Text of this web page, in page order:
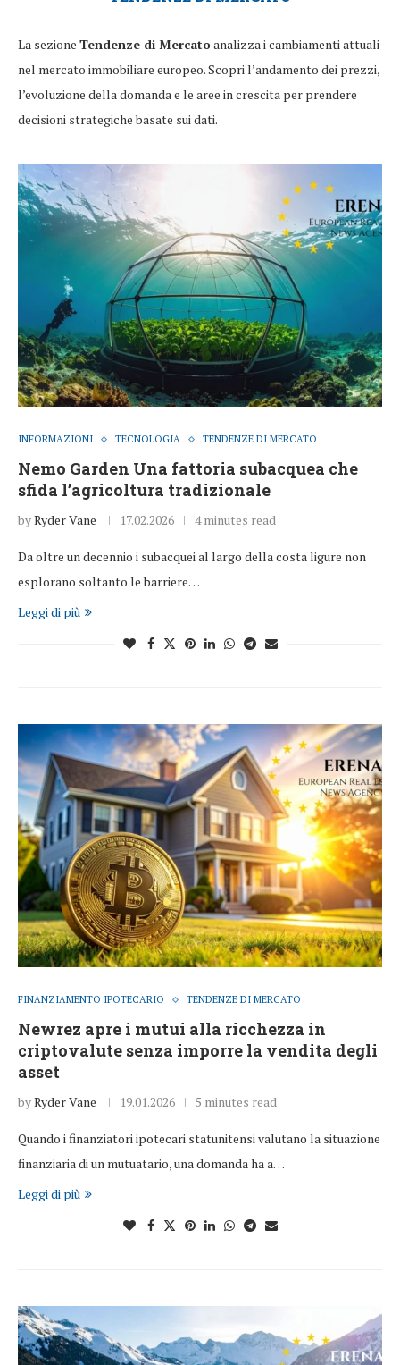
La sezione Tendenze di Mercatoanalizza i cambiamenti attuali
nel mercato immobiliare europeo. Scopri l’andamento dei prezzi,
l’evoluzione della domanda e le aree in crescita per prendere
decisioni strategiche basate sui dati.
INFORMAZIONI TECNOLOGIA TENDENZE DI MERCATO
Nemo Garden Una fattoria subacquea che
sfida l’agricoltura tradizionale
byRyder Vane 17.02.2026 4 minutes read
Da oltre un decennio i subacquei al largo della costa ligure non
esplorano soltanto le barriere…
Leggi di più
FINANZIAMENTO IPOTECARIO TENDENZE DI MERCATO
Newrez apre i mutui alla ricchezza in
criptovalute senza imporre la vendita degli
asset
byRyder Vane 19.01.2026 5 minutes read
Quando i finanziatori ipotecari statunitensi valutano la situazione
finanziaria di un mutuatario, una domanda ha a…
Leggi di più